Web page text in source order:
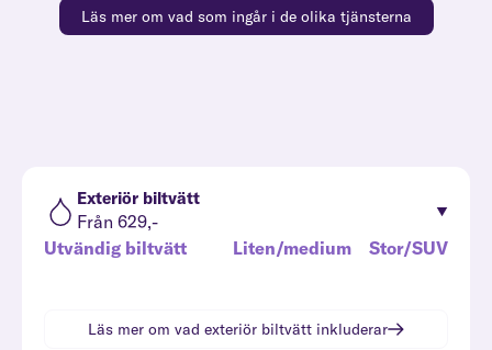
Läs mer om vad som ingår i de olika tjänsterna
Exteriör biltvätt
Från 629,-
Utvändig biltvätt
Liten/medium Stor/SUV
Läs mer om vad exteriör biltvätt inkluderar